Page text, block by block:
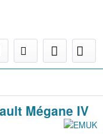
Mégane IV